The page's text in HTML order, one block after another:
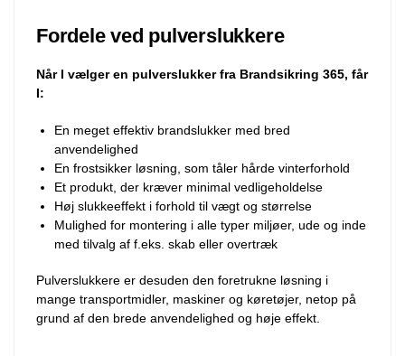
Fordele ved pulverslukkere
Når I vælger en pulverslukker fra Brandsikring 365, får
I:
En meget effektiv brandslukker med bred
anvendelighed
En frostsikker løsning, som tåler hårde vinterforhold
Et produkt, der kræver minimal vedligeholdelse
Høj slukkeeffekt i forhold til vægt og størrelse
Mulighed for montering i alle typer miljøer, ude og inde
med tilvalg af f.eks. skab eller overtræk
Pulverslukkere er desuden den foretrukne løsning i
mange transportmidler, maskiner og køretøjer, netop på
grund af den brede anvendelighed og høje effekt.